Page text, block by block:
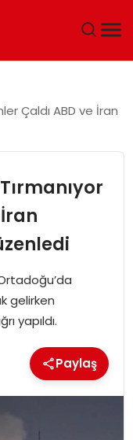
Çaldı ABD ve İran
gelirken
yapıldı.
Paylaş